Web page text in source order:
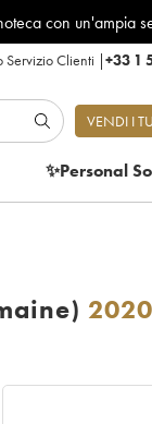
con un'ampia
Servizio Clienti |+33 1
VENDI I
✨Personal
2020